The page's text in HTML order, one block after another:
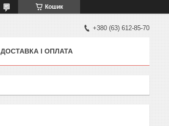
Кошик
+380 (63) 612-85-70
ДОСТАВКА І ОПЛАТА